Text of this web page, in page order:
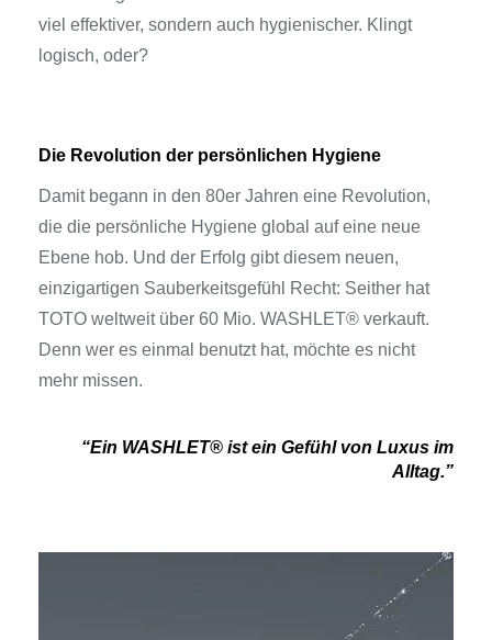
viel effektiver, sondern auch hygienischer. Klingt
logisch, oder?
Die Revolution der persönlichen Hygiene
Damit begann in den 80er Jahren eine Revolution,
die die persönliche Hygiene global auf eine neue
Ebene hob. Und der Erfolg gibt diesem neuen,
einzigartigen Sauberkeitsgefühl Recht: Seither hat
TOTO weltweit über 60 Mio. WASHLET® verkauft.
Denn wer es einmal benutzt hat, möchte es nicht
mehr missen.
“Ein WASHLET® ist ein Gefühl von Luxus im
Alltag.”